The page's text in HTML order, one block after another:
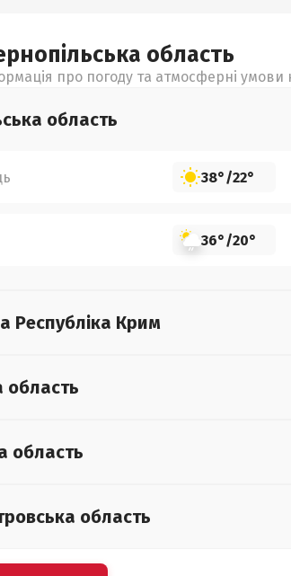
область
про погоду та атмосферні умови
область
38°/22°
36°/20°
Республіка Крим
область
область
область